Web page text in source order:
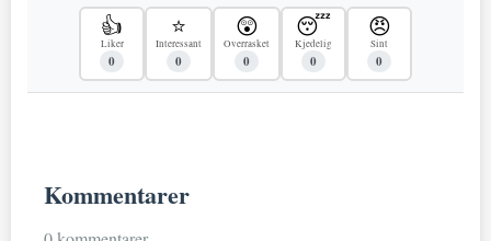
👍
Liker
0
⭐
Interessant
0
😲
Overrasket
0
😴
Kjedelig
0
😠
Sint
0
Kommentarer